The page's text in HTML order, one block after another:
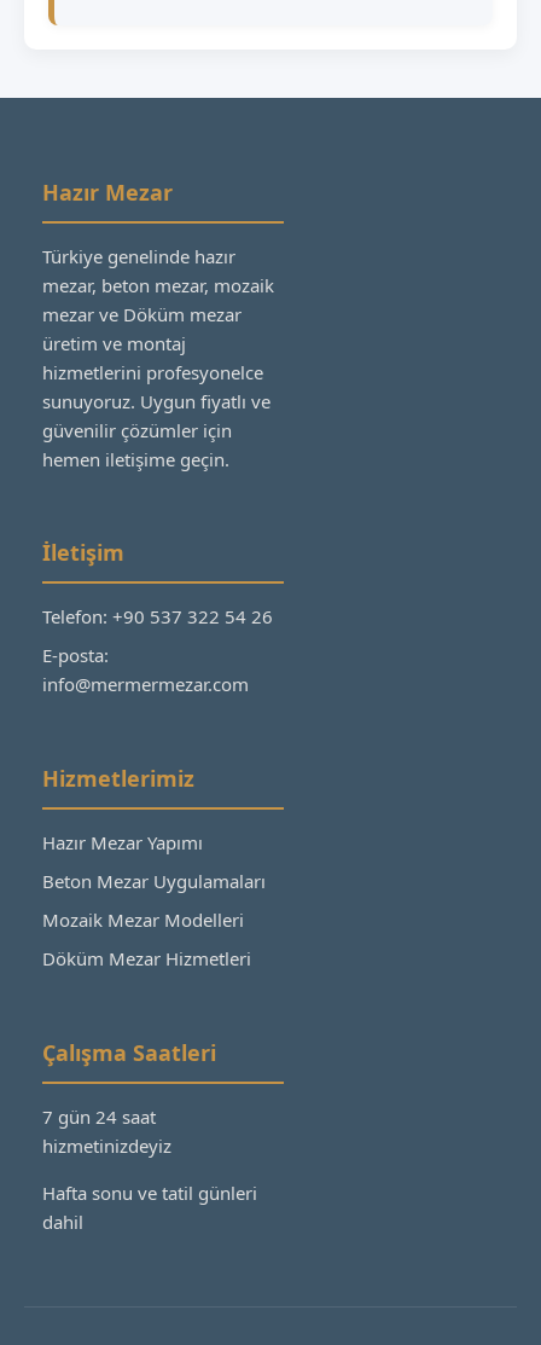
Hazır Mezar
Türkiye genelinde hazır
mezar, beton mezar, mozaik
mezar ve Döküm mezar
üretim ve montaj
hizmetlerini profesyonelce
sunuyoruz. Uygun fiyatlı ve
güvenilir çözümler için
hemen iletişime geçin.
İletişim
Telefon: +90 537 322 54 26
E-posta:
info@mermermezar.com
Hizmetlerimiz
Hazır Mezar Yapımı
Beton Mezar Uygulamaları
Mozaik Mezar Modelleri
Döküm Mezar Hizmetleri
Çalışma Saatleri
7 gün 24 saat
hizmetinizdeyiz
Hafta sonu ve tatil günleri
dahil